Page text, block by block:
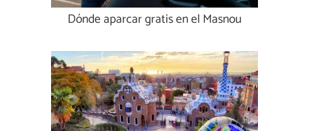
Dónde aparcar gratis en el Masnou